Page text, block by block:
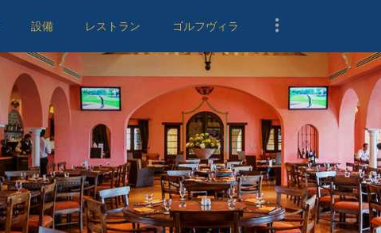
設備 レストラン ゴルフヴィラ
設備
レストラン
エル・ニーニョ
ディシオット
テラス
ワインセラー
プライベートダイニング